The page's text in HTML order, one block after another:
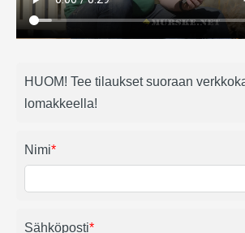
HUOM! Tee tilaukset suoraan
lomakkeella!
Nimi*
Sähköposti*